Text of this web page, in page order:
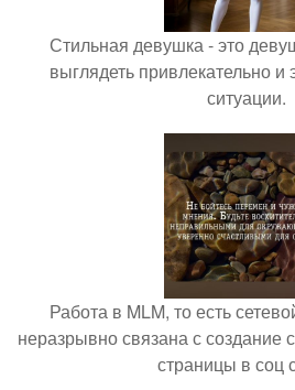
Стильная девушка - это
выглядеть привлекательно и
ситуации.
Работа в MLM, то есть
неразрывно связана с создание
страницы в соц